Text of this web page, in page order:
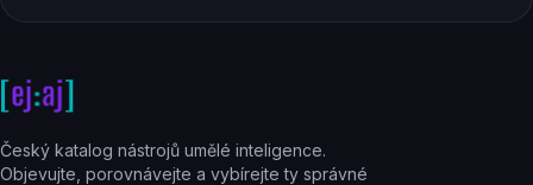
Český katalog nástrojů umělé inteligence.
Objevujte, porovnávejte a vybírejte ty správné